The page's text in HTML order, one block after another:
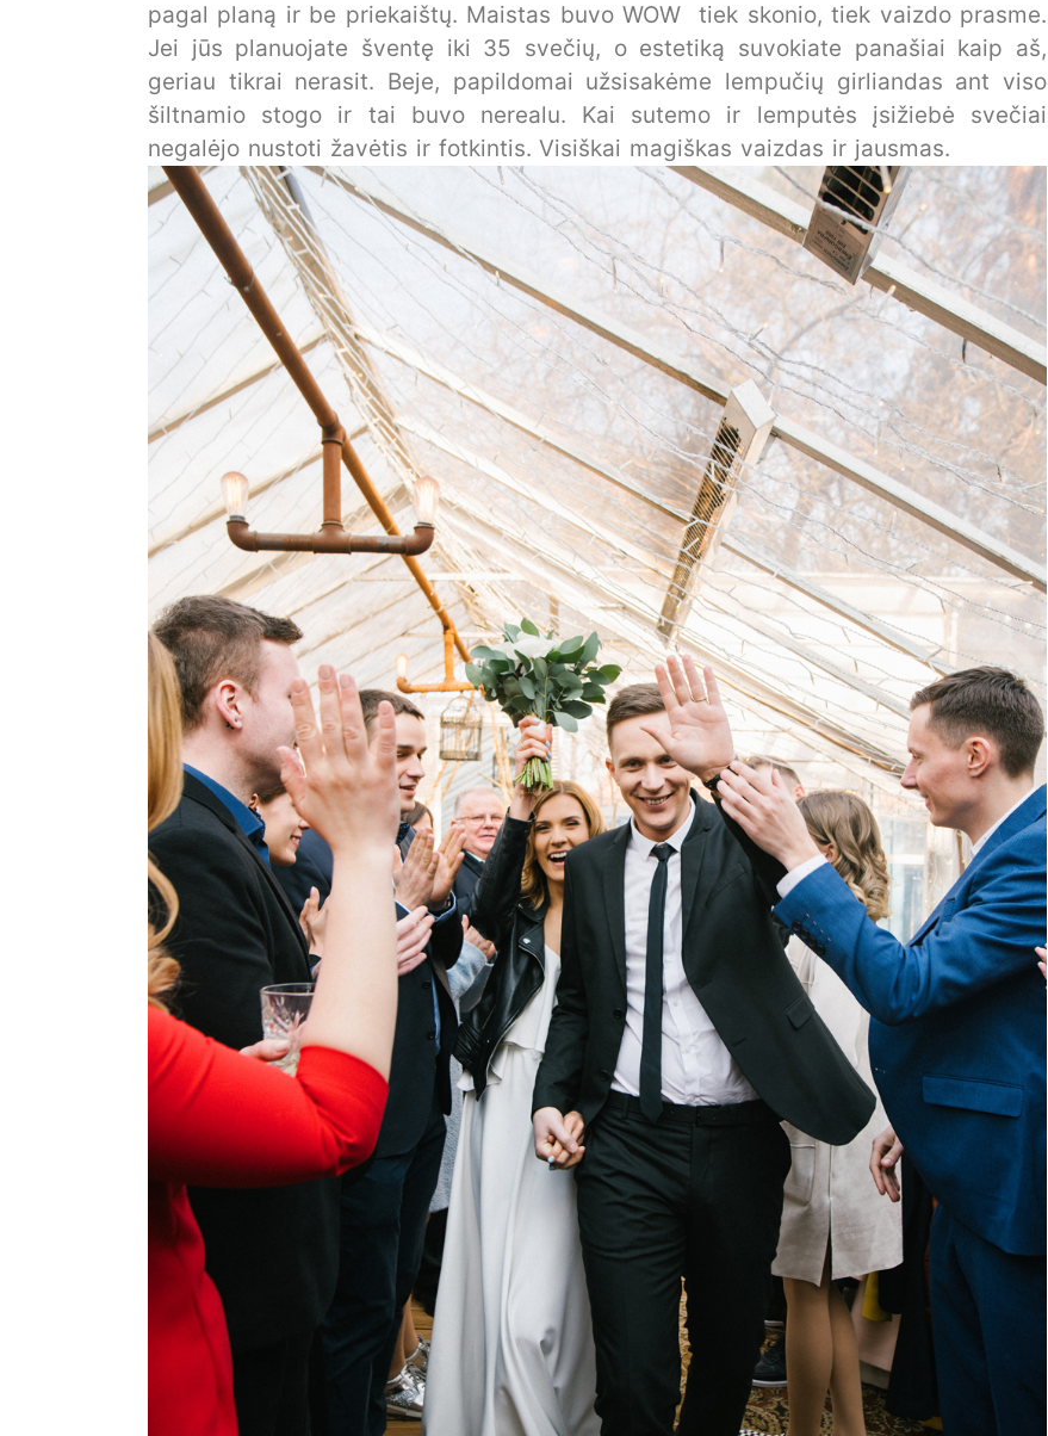
pagal planą ir be priekaištų. Maistas buvo WOW
tiek skonio, tiek vaizdo prasme.
Jei jūs planuojate šventę iki 35 svečių, o estetiką suvokiate panašiai kaip aš,
geriau tikrai nerasit. Beje, papildomai užsisakėme lempučių girliandas ant viso
šiltnamio stogo ir tai buvo nerealu. Kai sutemo ir lemputės įsižiebė svečiai
negalėjo nustoti žavėtis ir fotkintis. Visiškai magiškas vaizdas ir jausmas.